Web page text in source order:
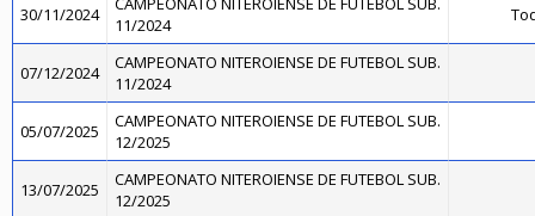
30/11/2024
11/2024
07/12/2024
CAMPEONATO NITEROIENSE DE FUTEBOL SUB.
11/2024
05/07/2025
CAMPEONATO NITEROIENSE DE FUTEBOL SUB.
12/2025
13/07/2025
CAMPEONATO NITEROIENSE DE FUTEBOL SUB.
12/2025